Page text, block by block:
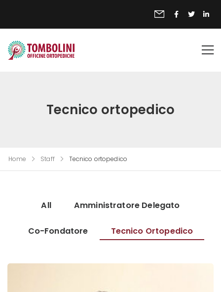
(+39) 099 5927761
Tecnico ortopedico
Home Staff Tecnico ortopedico
All Amministratore Delegato
Co-Fondatore Tecnico Ortopedico